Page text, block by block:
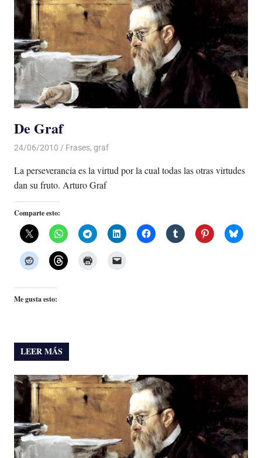
De Graf
24/06/2010 Luis Castellanos
Frases, graf
La perseverancia es la virtud por la cual todas las otras virtudes
dan su fruto. Arturo Graf
Comparte esto:
Me gusta esto:
LEER MÁS